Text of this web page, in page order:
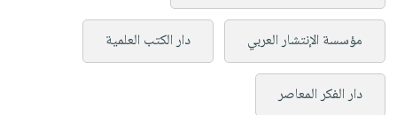
مؤسسة الإنتشار العربي دار الكتب العلمية
دار الفكر المعاصر